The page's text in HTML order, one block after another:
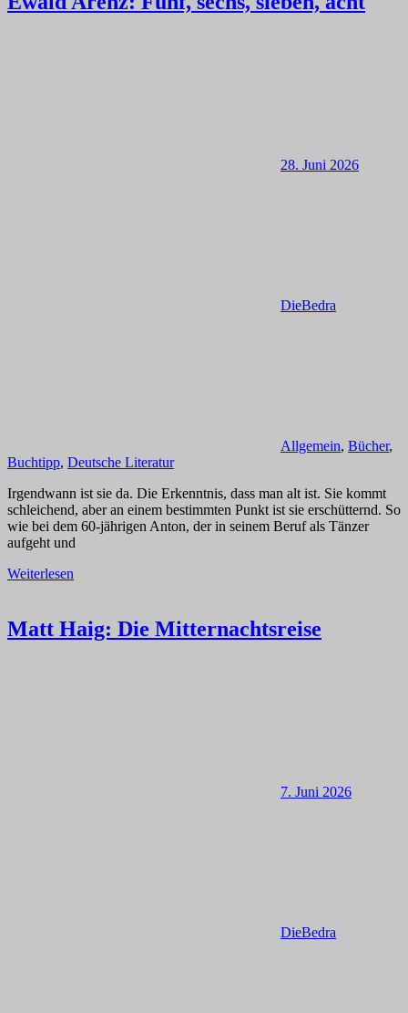
28. Juni 2026
DieBedra
Allgemein, Bücher,
Buchtipp, Deutsche Literatur
Irgendwann ist sie da. Die Erkenntnis, dass man alt ist. Sie kommt
schleichend, aber an einem bestimmten Punkt ist sie erschütternd. So
wie bei dem 60-jährigen Anton, der in seinem Beruf als Tänzer
aufgeht und
Weiterlesen
Matt Haig: Die Mitternachtsreise
7. Juni 2026
DieBedra